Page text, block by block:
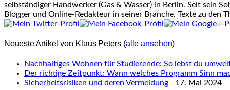
selbständiger Handwerker (Gas & Wasser) in Berlin. Seit sein
Blogger und Online-Redakteur in seiner Branche. Texte zu
Neueste Artikel von Klaus Peters (alle ansehen)
Nachhaltiges Wohnen für Studierende: So lebst du
Der richtige Zeitpunkt: Wann welches Programm Sinn
Sicherheitsrisiken und deren Vermeidung - 17. Mai 2024